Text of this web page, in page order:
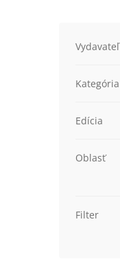
Vydavateľ
Kategória
Edícia
Oblasť
Filter